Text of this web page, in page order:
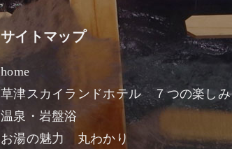
サイトマップ
home
草津スカイランドホテル ７つの楽しみ
温泉・岩盤浴
お湯の魅力 丸わかり